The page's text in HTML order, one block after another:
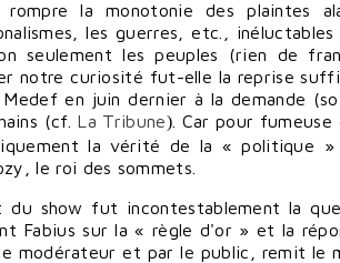
la monotonie des plaintes
les guerres, etc.,
seulement les peuples (rien de
notre curiosité fut-elle la reprise
en juin dernier à la demande
(cf. La Tribune). Car pour
la vérité de la « politique
le roi des sommets.
du show fut incontestablement la
Fabius sur la « règle d'or » et la
modérateur et par le public, remit le